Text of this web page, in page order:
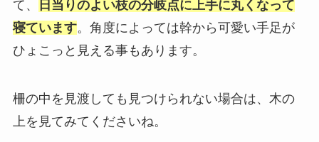
て、
日当りのよい枝の分岐点に上手に丸くなって
寝ています。角度によっては幹から可愛い手足が
ひょこっと見える事もあります。
柵の中を見渡しても見つけられない場合は、木の
上を見てみてくださいね。